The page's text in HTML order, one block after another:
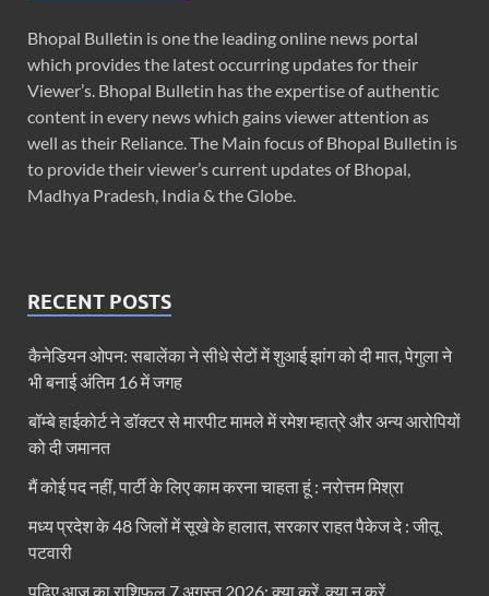
Bhopal Bulletin is one the leading online news portal
which provides the latest occurring updates for their
Viewer’s. Bhopal Bulletin has the expertise of authentic
content in every news which gains viewer attention as
well as their Reliance. The Main focus of Bhopal Bulletin is
to provide their viewer’s current updates of Bhopal,
Madhya Pradesh, India & the Globe.
RECENT POSTS
कैनेडियन ओपन: सबालेंका ने सीधे सेटों में शुआई झांग को दी मात, पेगुला ने
भी बनाई अंतिम 16 में जगह
बॉम्बे हाईकोर्ट ने डॉक्टर से मारपीट मामले में रमेश म्हात्रे और अन्य आरोपियों
को दी जमानत
मैं कोई पद नहीं, पार्टी के लिए काम करना चाहता हूं : नरोत्तम मिश्रा
मध्य प्रदेश के 48 जिलों में सूखे के हालात, सरकार राहत पैकेज दे : जीतू
पटवारी
पढ़िए आज का राशिफल 7 अगस्त 2026: क्या करें, क्या न करें…